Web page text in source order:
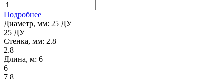
Подробнее
Диаметр, мм: 25 ДУ
25 ДУ
Стенка, мм: 2.8
2.8
Длина, м: 6
6
7,8